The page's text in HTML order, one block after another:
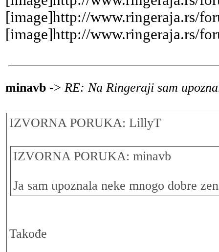
[image]http://www.ringeraja.rs/
[image]http://www.ringeraja.rs/
minavb -> RE: Na Ringeraji sam
IZVORNA PORUKA: LillyT
IZVORNA PORUKA: minavb
Ja sam upoznala neke mnogo dobre
Takođe